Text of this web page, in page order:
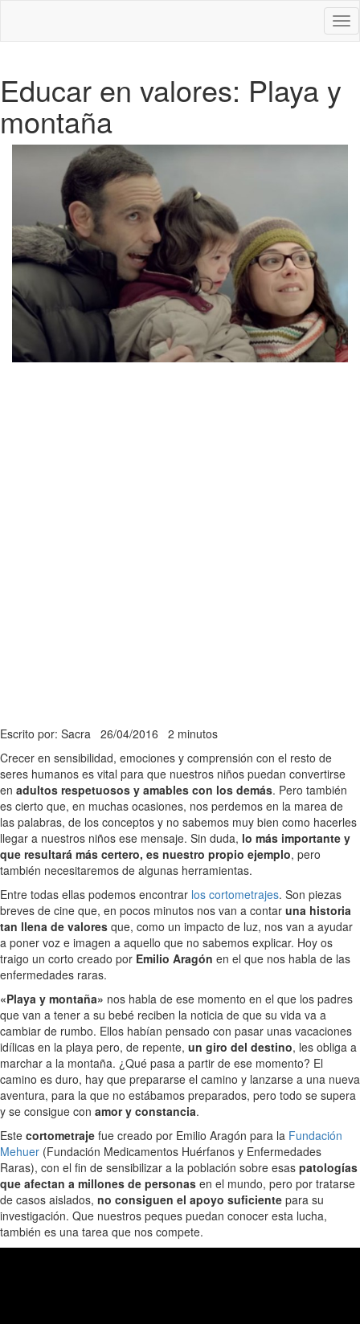
Educar en valores: Playa y
montaña
Escrito por: Sacra 26/04/2016 2 minutos
Crecer en sensibilidad, emociones y comprensión con el resto de
seres humanos es vital para que nuestros niños puedan convertirse
en adultos respetuosos y amables con los demás. Pero también
es cierto que, en muchas ocasiones, nos perdemos en la marea de
las palabras, de los conceptos y no sabemos muy bien como hacerles
llegar a nuestros niños ese mensaje. Sin duda, lo más importante y
que resultará más certero, es nuestro propio ejemplo, pero
también necesitaremos de algunas herramientas.
Entre todas ellas podemos encontrar los cortometrajes. Son piezas
breves de cine que, en pocos minutos nos van a contar una historia
tan llena de valores que, como un impacto de luz, nos van a ayudar
a poner voz e imagen a aquello que no sabemos explicar. Hoy os
traigo un corto creado por Emilio Aragón en el que nos habla de las
enfermedades raras.
«Playa y montaña» nos habla de ese momento en el que los padres
que van a tener a su bebé reciben la noticia de que su vida va a
cambiar de rumbo. Ellos habían pensado con pasar unas vacaciones
idílicas en la playa pero, de repente, un giro del destino, les obliga a
marchar a la montaña. ¿Qué pasa a partir de ese momento? El
camino es duro, hay que prepararse el camino y lanzarse a una nueva
aventura, para la que no estábamos preparados, pero todo se supera
y se consigue con amor y constancia.
Este cortometraje fue creado por Emilio Aragón para la Fundación
Mehuer (Fundación Medicamentos Huérfanos y Enfermedades
Raras), con el fin de sensibilizar a la población sobre esas patologías
que afectan a millones de personas en el mundo, pero por tratarse
de casos aislados, no consiguen el apoyo suficiente para su
investigación. Que nuestros peques puedan conocer esta lucha,
también es una tarea que nos compete.